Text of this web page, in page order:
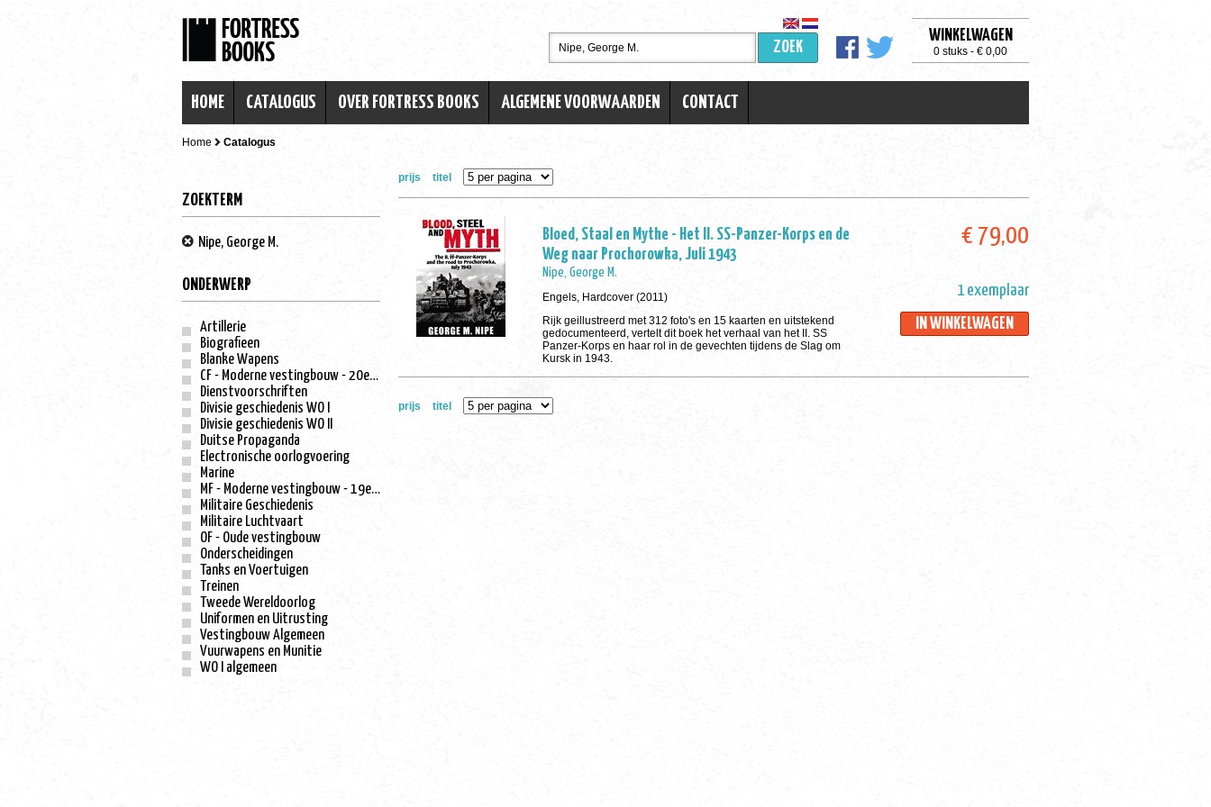
WINKELWAGEN
0 stuks - € 0,00
ZOEK
HOME CATALOGUS OVER FORTRESS BOOKS ALGEMENE VOORWAARDEN CONTACT
Home Catalogus
ZOEKTERM
Nipe, George M.
ONDERWERP
Artillerie
Biografieen
Blanke Wapens
CF - Moderne vestingbouw - 20e eeuw
Dienstvoorschriften
Divisie geschiedenis WO I
Divisie geschiedenis WO II
Duitse Propaganda
Electronische oorlogvoering
Marine
MF - Moderne vestingbouw - 19e eeuw
Militaire Geschiedenis
Militaire Luchtvaart
OF - Oude vestingbouw
Onderscheidingen
Tanks en Voertuigen
Treinen
Tweede Wereldoorlog
Uniformen en Uitrusting
Vestingbouw Algemeen
Vuurwapens en Munitie
WO I algemeen
prijs titel
Bloed, Staal en Mythe - Het II. SS-Panzer-Korps en de
Weg naar Prochorowka, Juli 1943
Nipe, George M.
Engels, Hardcover (2011)
Rijk geillustreerd met 312 foto's en 15 kaarten en uitstekend
gedocumenteerd, vertelt dit boek het verhaal van het II. SS
Panzer-Korps en haar rol in de gevechten tijdens de Slag om
Kursk in 1943.
€ 79,00
1 exemplaar
IN WINKELWAGEN
prijs titel